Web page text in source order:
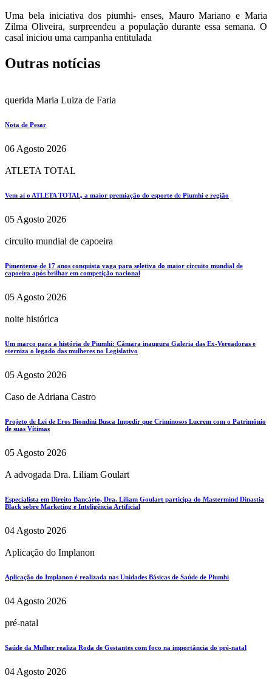
Uma bela iniciativa dos piumhi- enses, Mauro Mariano e Maria
Zilma Oliveira, surpreendeu a população durante essa semana. O
casal iniciou uma campanha entitulada
Outras notícias
querida Maria Luiza de Faria
Nota de Pesar
06 Agosto 2026
ATLETA TOTAL
Vem aí o ATLETA TOTAL, a maior premiação do esporte de Piumhi e região
05 Agosto 2026
circuito mundial de capoeira
Pimentense de 17 anos conquista vaga para seletiva do maior circuito mundial de
capoeira após brilhar em competição nacional
05 Agosto 2026
noite histórica
Um marco para a história de Piumhi: Câmara inaugura Galeria das Ex-Vereadoras e
eterniza o legado das mulheres no Legislativo
05 Agosto 2026
Caso de Adriana Castro
Projeto de Lei de Eros Biondini Busca Impedir que Criminosos Lucrem com o Patrimônio
de suas Vítimas
05 Agosto 2026
A advogada Dra. Liliam Goulart
Especialista em Direito Bancário, Dra. Liliam Goulart participa do Mastermind Dinastia
Black sobre Marketing e Inteligência Artificial
04 Agosto 2026
Aplicação do Implanon
Aplicação do Implanon é realizada nas Unidades Básicas de Saúde de Piumhi
04 Agosto 2026
pré-natal
Saúde da Mulher realiza Roda de Gestantes com foco na importância do pré-natal
04 Agosto 2026